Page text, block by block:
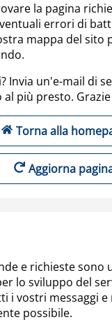
la pagina
errori di
mappa del sito
Invia un'e-mail di
più presto.
Torna alla
Aggiorna
e richieste sono
lo sviluppo del
i vostri messaggi
possibile.